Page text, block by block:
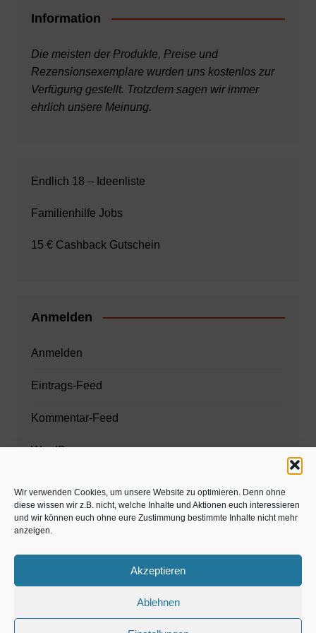
Wir verwenden Cookies, um unsere Website zu optimieren. Denn ohne
diese wissen wir z.B. nicht, welche Inhalte und Aktionen euch interessieren
und wir können euch ohne eure Zustimmung bestimmte Inhalte nicht mehr
anzeigen.
Akzeptieren
Ablehnen
Information
Die meisten der Produkte, Preise und
Rezensionsexemplare wurden uns kostenlos zur
Verfügung gestellt. Trotzdem sagen wir immer
ehrlich unsere Meinung.
Endlich 18 – Ideenliste
Familienhilfe Jobs
15 € Cashback Gutschein
Anmelden
Anmelden
Eintrags-Feed
Kommentar-Feed
WordPress.org
Zahnarzt München
www.estaregistrierung.org – ESTA
©familös - dieTestfamilie -